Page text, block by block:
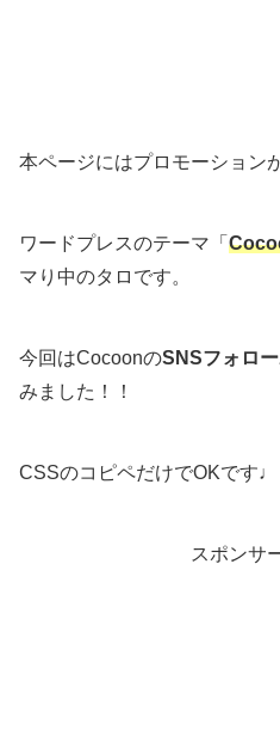
本ページにはプロモーション
ワードプレスのテーマ「
マり中のタロです。
今回はCocoonのSNSフォロ
みました！！
CSSのコピペだけでOKです♩
スポンサ